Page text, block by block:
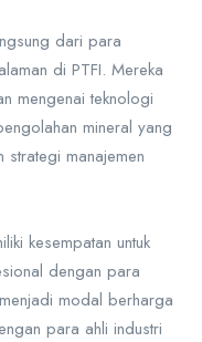
dari para
di PTFI. Mereka
mengenai teknologi
mineral yang
manajemen
kesempatan untuk
dengan para
modal berharga
para ahli industri